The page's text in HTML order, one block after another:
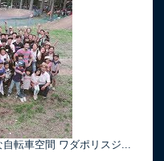
転車空間 ワダポリスジ...